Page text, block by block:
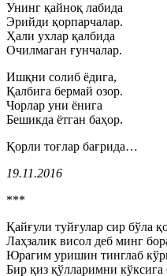
Унинг қайноқ лабида
Эрийди қорпарчалар.
Ҳали ухлар қалбида
Очилмаган ғунчалар.
Ишқни солиб ёдига,
Қалбига бермай озор.
Чорлар уни ёнига
Бешикда ётган баҳор.
Қорли тоғлар бағрида…
19.11.2016
***
Қайғули туйғулар сир бўла
Лаҳзалик висол деб минг
Юрагим уришин тинглаб
Бир қиз қўлларимни кўксига